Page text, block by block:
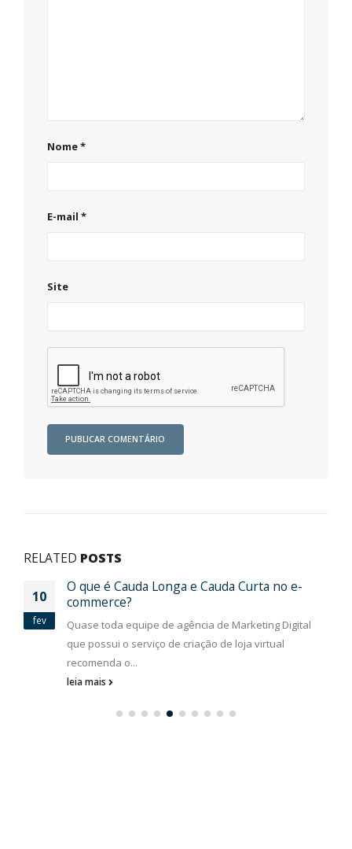
Nome*
E-mail *
Site
RELATED POSTS
10
fev
O que é Cauda Longa e Cauda Curta no e-
commerce?
Quase toda equipe de agência de Marketing Digital
que possui o serviço de criação de loja virtual
recomenda o...
leia mais